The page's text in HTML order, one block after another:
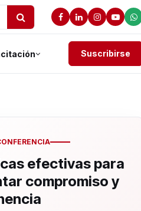
Suscribirse
efectivas para
compromiso y